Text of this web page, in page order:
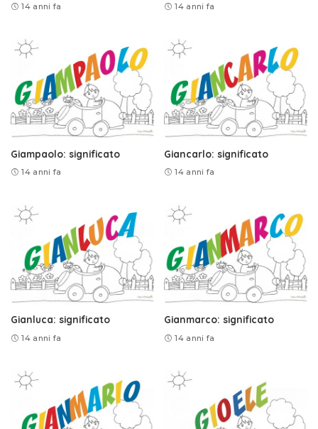
14 anni fa 14 anni fa
Giampaolo: significato
14 anni fa
Giancarlo: significato
14 anni fa
Gianluca: significato
14 anni fa
Gianmarco: significato
14 anni fa